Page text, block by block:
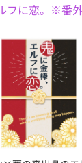
フに恋。※番